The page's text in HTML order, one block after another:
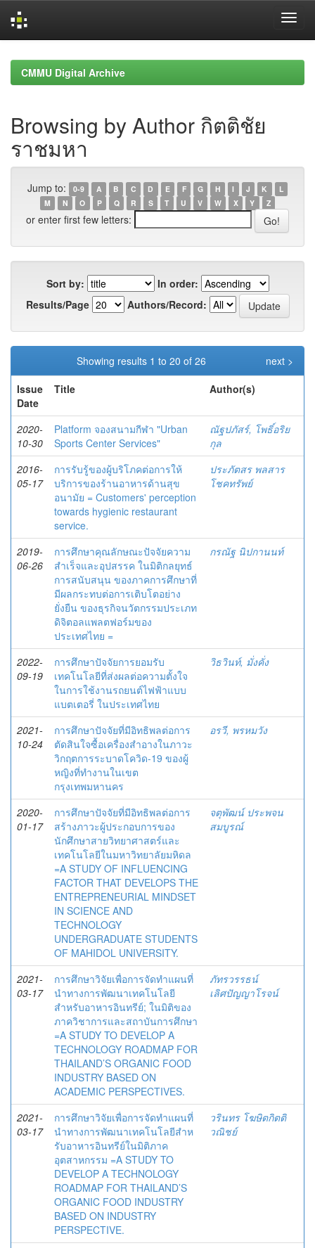
navigationCMMU Digital Archive
Browsing by Author กิตติชัย
ราชมหา
Jump to: 0-9 A B C D E F G H I J K
L
M
N O P Q R S T U V W X Y Z
or enter first few letters:
Sort by:
In order:
Results/Page
Authors/Record:
Showing results 1 to 20 of 26
next >
Issue
Date
Title Author(s)
2020-
10-30
Platform จองสนามกีฬา "Urban
Sports Center Services"
ณัฐปภัสร์, โพธิ์อริย
กุล
2016-
05-17
การรับรู้ของผู้บริโภคต่อการให้
บริการของร้านอาหารด้านสุข
อนามัย = Customers' perception
towards hygienic restaurant
service.
ประภัตสร พลสาร
โชคทรัพย์
2019-
06-26
การศึกษาคุณลักษณะปัจจัยความ
สำเร็จและอุปสรรค ในมิติกลยุทธ์
การสนับสนุน ของภาคการศึกษาที่
มีผลกระทบต่อการเติบโตอย่าง
ยั่งยืน ของธุรกิจนวัตกรรมประเภท
ดิจิตอลแพลตฟอร์มของ
ประเทศไทย =
กรณัฐ นิปกานนท์
2022-
09-19
การศึกษาปัจจัยการยอมรับ
เทคโนโลยีที่ส่งผลต่อความตั้งใจ
ในการใช้งานรถยนต์ไฟฟ้าแบบ
แบตเตอรี่ ในประเทศไทย
วิธวินท์, มั่งคั่ง
2021-
10-24
การศึกษาปัจจัยที่มีอิทธิพลต่อการ
ตัดสินใจซื้อเครื่องสำอางในภาวะ
วิกฤตการระบาดโควิด-19 ของผู้
หญิงที่ทำงานในเขต
กรุงเทพมหานคร
อรวี, พรหมวัง
2020-
01-17
การศึกษาปัจจัยที่มีอิทธิพลต่อการ
สร้างภาวะผู้ประกอบการของ
นักศึกษาสายวิทยาศาสตร์และ
เทคโนโลยีในมหาวิทยาลัยมหิดล
=A STUDY OF INFLUENCING
FACTOR THAT DEVELOPS THE
ENTREPRENEURIAL MINDSET
IN SCIENCE AND
TECHNOLOGY
UNDERGRADUATE STUDENTS
OF MAHIDOL UNIVERSITY.
จตุพัฒน์ ประพจน
สมบูรณ์
2021-
03-17
การศึกษาวิจัยเพื่อการจัดทำแผนที่
นำทางการพัฒนาเทคโนโลยี
สำหรับอาหารอินทรีย์; ในมิติของ
ภาควิชาการและสถาบันการศึกษา
=A STUDY TO DEVELOP A
TECHNOLOGY ROADMAP FOR
THAILAND’S ORGANIC FOOD
INDUSTRY BASED ON
ACADEMIC PERSPECTIVES.
ภัทรวรรธน์
เลิศปัญญาโรจน์
2021-
03-17
การศึกษาวิจัยเพื่อการจัดทําแผนที่
นําทางการพัฒนาเทคโนโลยีสําห
รับอาหารอินทรีย์ในมิติภาค
อุตสาหกรรม =A STUDY TO
DEVELOP A TECHNOLOGY
ROADMAP FOR THAILAND’S
ORGANIC FOOD INDUSTRY
BASED ON INDUSTRY
PERSPECTIVE.
วรินทร โฆษิตกิตติ
วณิชย์